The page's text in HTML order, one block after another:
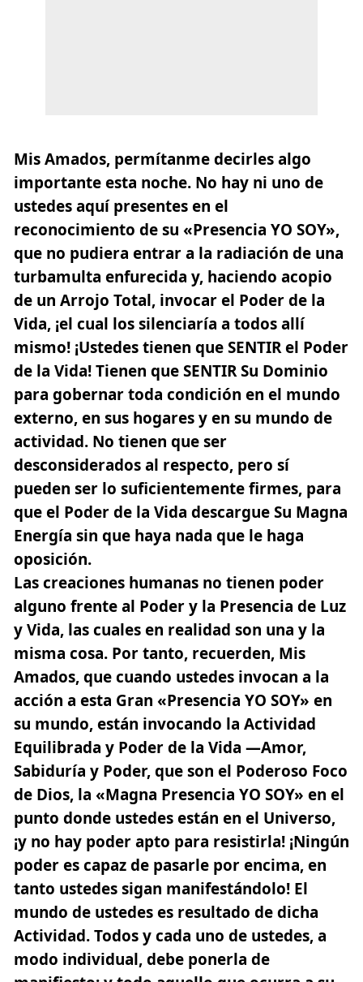
Mis Amados, permítanme decirles algo
importante esta noche. No hay ni uno de
ustedes aquí presentes en el
reconocimiento de su «Presencia YO SOY»,
que no pudiera entrar a la radiación de una
turbamulta enfurecida y, haciendo acopio
de un Arrojo Total, invocar el Poder de la
Vida, ¡el cual los silenciaría a todos allí
mismo! ¡Ustedes tienen que SENTIR el Poder
de la Vida! Tienen que SENTIR Su Dominio
para gobernar toda condición en el mundo
externo, en sus hogares y en su mundo de
actividad. No tienen que ser
desconsiderados al respecto, pero sí
pueden ser lo suficientemente firmes, para
que el Poder de la Vida descargue Su Magna
Energía sin que haya nada que le haga
oposición.
Las creaciones humanas no tienen poder
alguno frente al Poder y la Presencia de Luz
y Vida, las cuales en realidad son una y la
misma cosa. Por tanto, recuerden, Mis
Amados, que cuando ustedes invocan a la
acción a esta Gran «Presencia YO SOY» en
su mundo, están invocando la Actividad
Equilibrada y Poder de la Vida —Amor,
Sabiduría y Poder, que son el Poderoso Foco
de Dios, la «Magna Presencia YO SOY» en el
punto donde ustedes están en el Universo,
¡y no hay poder apto para resistirla! ¡Ningún
poder es capaz de pasarle por encima, en
tanto ustedes sigan manifestándolo! El
mundo de ustedes es resultado de dicha
Actividad. Todos y cada uno de ustedes, a
modo individual, debe ponerla de